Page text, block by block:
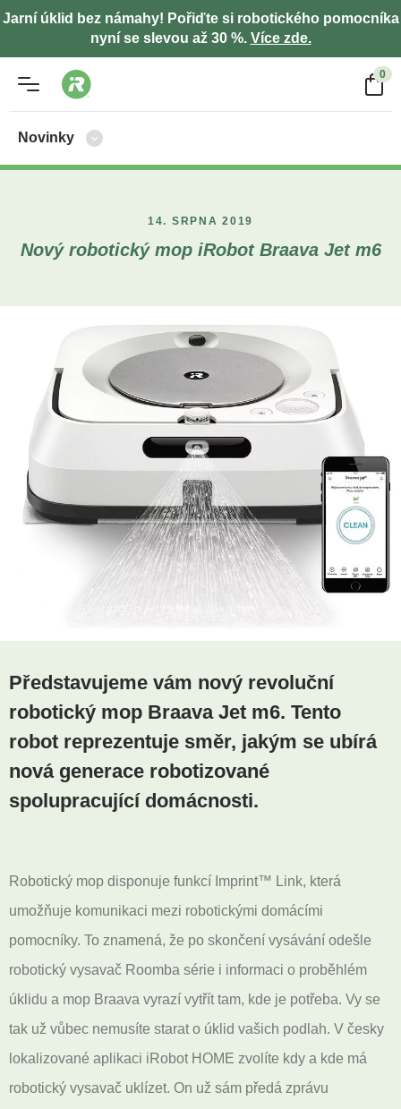
Jarní úklid bez námahy! Pořiďte si robotického pomocníka
nyní se slevou až 30 %. Více zde.
0
Novinky
14. SRPNA 2019
Nový robotický mop iRobot Braava Jet m6
Představujeme vám nový revoluční
robotický mop Braava Jet m6. Tento
robot reprezentuje směr, jakým se ubírá
nová generace robotizované
spolupracující domácnosti.
Robotický mop disponuje funkcí Imprint™ Link, která
umožňuje komunikaci mezi robotickými domácími
pomocníky. To znamená, že po skončení vysávání odešle
robotický vysavač Roomba série i informaci o proběhlém
úklidu a mop Braava vyrazí vytřít tam, kde je potřeba. Vy se
tak už vůbec nemusíte starat o úklid vašich podlah. V česky
lokalizované aplikaci iRobot HOME zvolíte kdy a kde má
robotický vysavač uklízet. On už sám předá zprávu